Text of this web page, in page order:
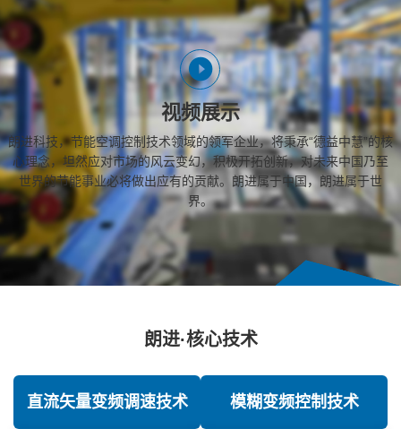
视频展示
朗进科技，节能空调控制技术领域的领军企业，将秉承“德益中慧”的核
心理念，坦然应对市场的风云变幻，积极开拓创新，对未来中国乃至
世界的节能事业必将做出应有的贡献。朗进属于中国，朗进属于世
界。
朗进·核心技术
直流矢量变频调速技术 模糊变频控制技术